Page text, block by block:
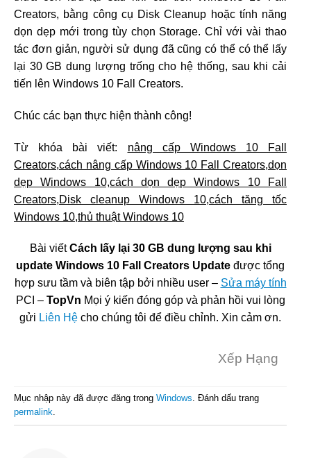
Creators, bằng công cụ Disk Cleanup hoặc tính năng
dọn dẹp mới trong tùy chọn Storage. Chỉ với vài thao
tác đơn giản, người sử dụng đã cũng có thể có thể lấy
lại 30 GB dung lượng trống cho hệ thống, sau khi cải
tiến lên Windows 10 Fall Creators.
Chúc các bạn thực hiện thành công!
Từ khóa bài viết: nâng cấp Windows 10 Fall
Creators,cách nâng cấp Windows 10 Fall Creators,dọn
dẹp Windows 10,cách dọn dẹp Windows 10 Fall
Creators,Disk cleanup Windows 10,cách tăng tốc
Windows 10,thủ thuật Windows 10
Bài viếtCách lấy lại 30 GB dung lượng sau khi
update Windows 10 Fall Creators Update được tổng
hợp sưu tầm và biên tập bởi nhiều user – Sửa máy tính
PCI – TopVn Mọi ý kiến đóng góp và phản hồi vui lòng
gửi Liên Hệ cho chúng tôi để điều chỉnh. Xin cảm ơn.
Xếp Hạng
Mục nhập này đã được đăng trong Windows . Đánh dấu trang
permalink